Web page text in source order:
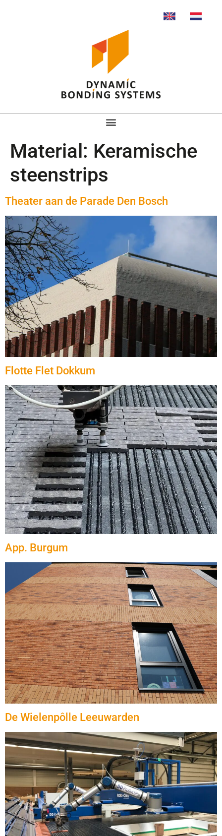
Material: Keramische
steenstrips
Theater aan de Parade Den Bosch
Flotte Flet Dokkum
App. Burgum
De Wielenpôlle Leeuwarden